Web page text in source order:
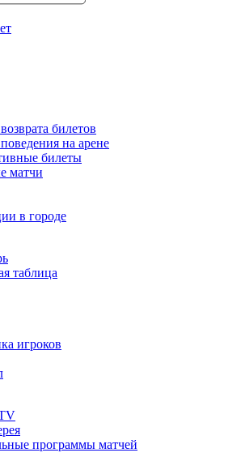
билетов
на арене
билеты
матчи
в городе
таблица
игроков
программы матчей